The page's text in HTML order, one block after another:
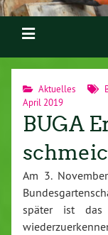
Aktuelles
April 2019
BUGA
Am 3.
später ist das